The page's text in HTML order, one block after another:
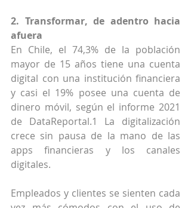
2. Transformar, de adentro hacia
afuera
En Chile, el 74,3% de la población
mayor de 15 años tiene una cuenta
digital con una institución financiera
y casi el 19% posee una cuenta de
dinero móvil, según el informe 2021
de DataReportal.1 La digitalización
crece sin pausa de la mano de las
apps financieras y los canales
digitales.
Empleados y clientes se sienten cada